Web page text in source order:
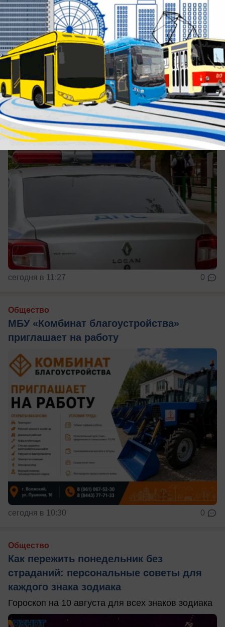
сегодня в 12:00 0
Происшествия
Протаранил «Шкоду» и скрылся: в
Волжском разыскивают виновника
аварии на «Опеле»
Покинул место ДТП
сегодня в 11:27 0
Общество
МБУ «Комбинат благоустройства»
приглашает на работу
сегодня в 10:30 0
Общество
Как пережить понедельник без
страданий: персональные советы для
каждого знака зодиака
Гороскоп на 10 августа для всех знаков зодиака